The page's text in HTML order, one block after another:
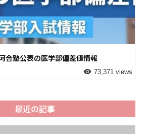
合塾公表の医学部偏差値情報
73,371 views
最近の記事